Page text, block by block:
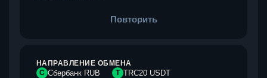
Повторить
НАПРАВЛЕНИЕ ОБМЕНА
С Сбербанк RUB T TRC20 USDT